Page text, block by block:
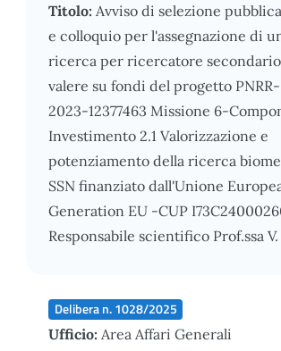
Titolo: Avviso di selezione
e colloquio per l'assegnazione di
ricerca per ricercatore
valere su fondi del progetto
2023-12377463 Missione 6-
Investimento 2.1 Valorizzazione e
potenziamento della ricerca
SSN finanziato dall'Unione
Generation EU -CUP
Responsabile scientifico Prof.ssa
Delibera n. 1028/2025
Ufficio: Area Affari Generali